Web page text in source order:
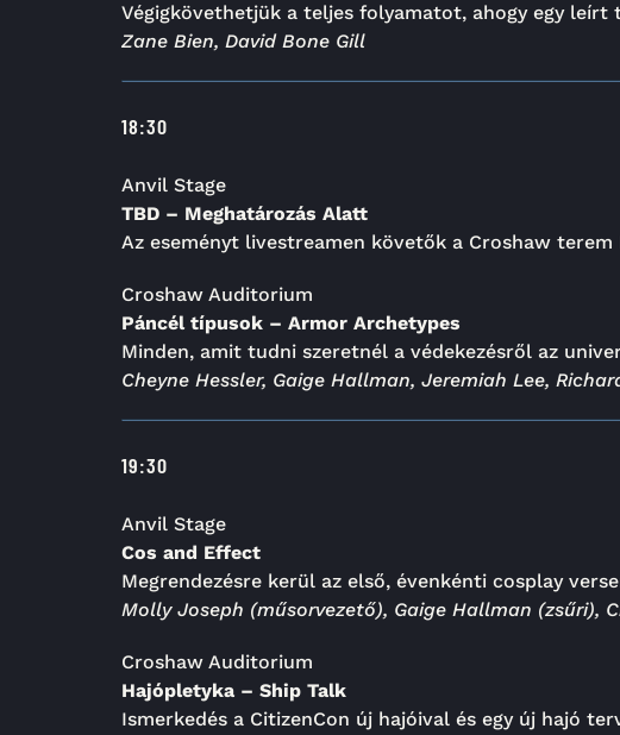
Végigkövethetjük a teljes folyamatot, ahogy egy
Zane Bien, David Bone Gill
18:30
Anvil Stage
TBD – Meghatározás Alatt
Az eseményt livestreamen követők a Croshaw
Croshaw Auditorium
Páncél típusok – Armor Archetypes
Minden, amit tudni szeretnél a védekezésről az
Cheyne Hessler, Gaige Hallman, Jeremiah Lee,
19:30
Anvil Stage
Cos and Effect
Megrendezésre kerül az első, évenkénti cosplay
Molly Joseph (műsorvezető), Gaige Hallman (zsűri),
Croshaw Auditorium
Hajópletyka – Ship Talk
Ismerkedés a CitizenCon új hajóival és egy új hajó